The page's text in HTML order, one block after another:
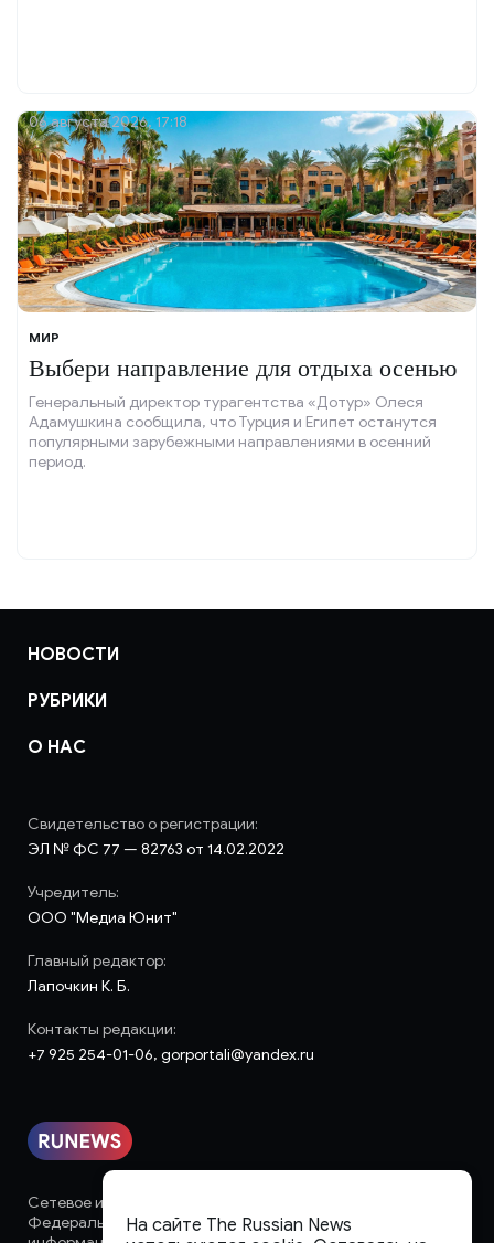
МИР
Выбери направление для отдыха осенью
Генеральный директор турагентства «Дотур» Олеся
Адамушкина сообщила, что Турция и Египет останутся
популярными зарубежными направлениями в осенний
период.
06 августа 2026, 17:18
НОВОСТИ
РУБРИКИ
О НАС
Сетевое издание «runews» (18+) зарегистрировано в
Федеральной службе по надзору в сфере связи,
Свидетельство о регистрации:
ЭЛ № ФС 77 — 82763 от 14.02.2022
Учредитель:
ООО "Медиа Юнит"
Главный редактор:
Лапочкин К. Б.
Контакты редакции:
+7 925 254-01-06, gorportali@yandex.ru
На сайте The Russian News